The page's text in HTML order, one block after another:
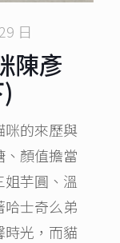
日
陳彥
咪的來歷與
顏值擔當
芋圓、溫
哈士奇么弟
時光，而貓